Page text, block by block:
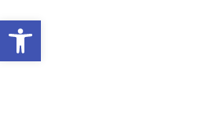
Abrir a barra de